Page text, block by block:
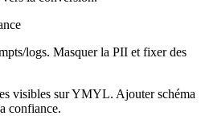
logs. Masquer la PII et fixer des
visibles sur YMYL. Ajouter schéma
confiance.